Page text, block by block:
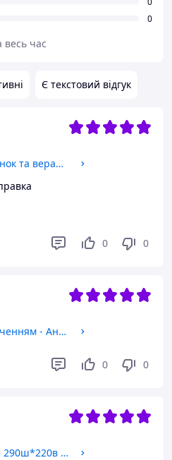
Є текстовий відгук
Вуличні штори для альтанок та веранд з просоченням - від мух та комарів Білий 2850ш*2150в. Нетіневі.
0 0
Штори для терас з просоченням - Антимоскітні штори. НЕТІНЬОВІ
0 0
Штори для альтанки ціна 290ш*220в на петлях - не промокає, не вигоряє Молочний.
0
весь час